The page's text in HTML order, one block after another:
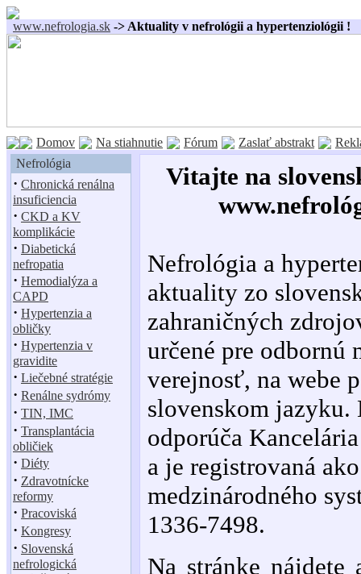
www.nefrologia.sk -> Aktuality v nefrológii a hypertenziológii !
Domov Na stiahnutie Fórum Zaslať abstrakt
Nefrológia
· Chronická renálna
insuficiencia
· CKD a KV
komplikácie
· Diabetická
nefropatia
· Hemodialýza a
CAPD
· Hypertenzia a
obličky
· Hypertenzia v
gravidite
· Liečebné stratégie
· Renálne sydrómy
· TIN, IMC
· Transplantácia
obličiek
· Diéty
· Zdravotnícke
reformy
· Pracoviská
· Kongresy
· Slovenská
nefrologická
Vitajte na
Nefrológia a
aktuality zo
zahraničných
určené pre odbornú
verejnosť, na webe
slovenskom jazyku.
odporúča
a je registrovaná
medzinárodného
1336-7498.
Na stránke nájdete